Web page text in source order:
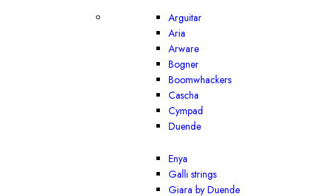
Arguitar
Aria
Arware
Bogner
Boomwhackers
Cascha
Cympad
Duende
Enya
Galli strings
Giara by Duende